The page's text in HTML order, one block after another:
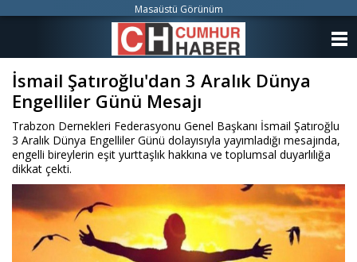
İsmail Şatıroğlu'dan 3 Aralık Dünya
Engelliler Günü Mesajı
Trabzon Dernekleri Federasyonu Genel Başkanı İsmail Şatıroğlu
3 Aralık Dünya Engelliler Günü dolayısıyla yayımladığı mesajında,
engelli bireylerin eşit yurttaşlık hakkına ve toplumsal duyarlılığa
dikkat çekti.
Masaüstü Görünüm
KATEGORİLER
ANKETLER
FOTO GALERİ
VİDEO GALERİ